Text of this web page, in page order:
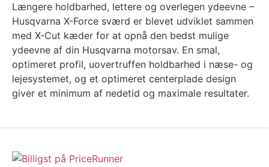
Længere holdbarhed, lettere og overlegen ydeevne –
Husqvarna X-Force sværd er blevet udviklet sammen
med X-Cut kæder for at opnå den bedst mulige
ydeevne af din Husqvarna motorsav. En smal,
optimeret profil, uovertruffen holdbarhed i næse- og
lejesystemet, og et optimeret centerplade design
giver et minimum af nedetid og maximale resultater.